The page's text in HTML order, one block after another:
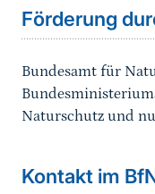
Förderung
Bundesamt für
Naturschutz und
Kontakt im